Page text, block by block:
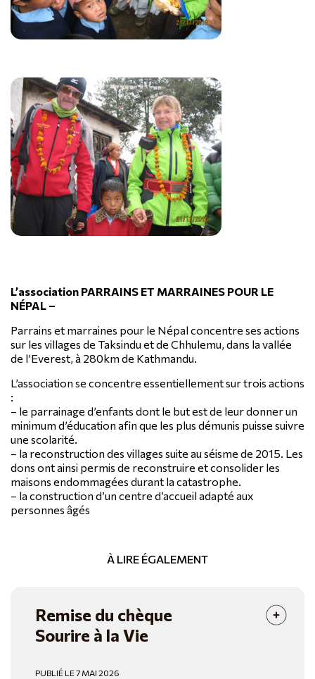
L’association PARRAINS ET MARRAINES POUR LE
NÉPAL –
Parrains et marraines pour le Népal concentre ses actions
sur les villages de Taksindu et de Chhulemu, dans la vallée
de l’Everest, à 280km de Kathmandu.
L’association se concentre essentiellement sur trois actions
:
– le parrainage d’enfants dont le but est de leur donner un
minimum d’éducation afin que les plus démunis puisse suivre
une scolarité.
– la reconstruction des villages suite au séisme de 2015. Les
dons ont ainsi permis de reconstruire et consolider les
maisons endommagées durant la catastrophe.
– la construction d’un centre d’accueil adapté aux
personnes âgés
À LIRE ÉGALEMENT
Remise du chèque
Sourire à la Vie
PUBLIÉ LE 7 MAI 2026